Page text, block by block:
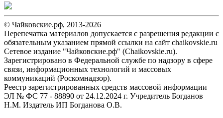
© Чайковские.рф, 2013-2026
Перепечатка материалов допускается с разрешения редакции с
обязательным указанием прямой ссылки на сайт chaikovskie.ru
Сетевое издание "Чайковские.рф" (Chaikovskie.ru).
Зарегистрировано в Федеральной службе по надзору в сфере
связи, информационных технологий и массовых
коммуникаций (Роскомнадзор).
Реестр зарегистрированных средств массовой информации
ЭЛ № ФС 77 - 88890 от 24.12.2024 г. Учредитель Богданов
Н.М. Издатель ИП Богданова О.В.